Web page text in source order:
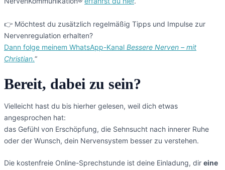
👉 Möchtest du zusätzlich regelmäßig Tipps und Impulse zur
Nervenregulation erhalten?
Dann folge meinem WhatsApp-Kanal Bessere Nerven – mit
Christian.“
Bereit, dabei zu sein?
Vielleicht hast du bis hierher gelesen, weil dich etwas
angesprochen hat:
das Gefühl von Erschöpfung, die Sehnsucht nach innerer Ruhe
oder der Wunsch, dein Nervensystem besser zu verstehen.
Die kostenfreie Online-Sprechstunde ist deine Einladung, dir eine